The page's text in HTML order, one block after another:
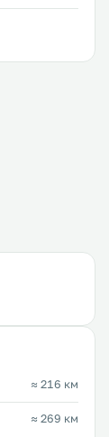
≈ 216 км
≈ 269 км